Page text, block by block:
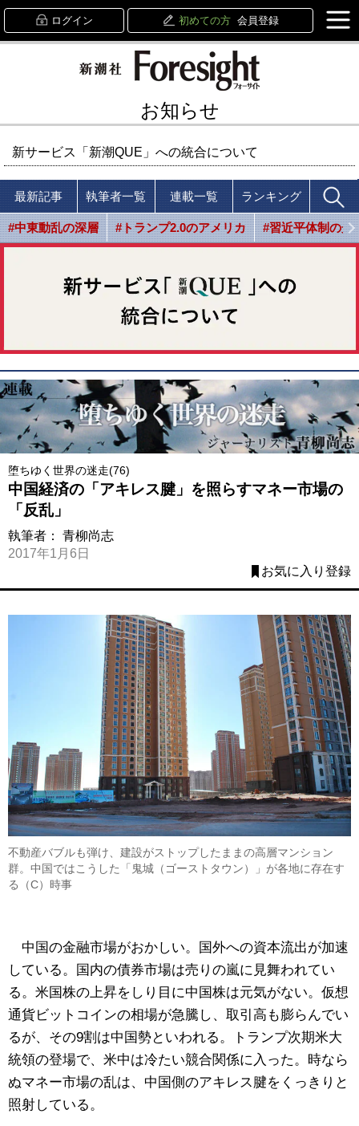
ログイン 初めての方 会員登録
お知らせ
新サービス「新潮QUE」への統合について
最新記事 執筆者一覧 連載一覧 ランキング
#中東動乱の深層 #トランプ2.0のアメリカ #習近平体制の光
堕ちゆく世界の迷走(76)
中国経済の「アキレス腱」を照らすマネー市場の
「反乱」
執筆者： 青柳尚志
2017年1月6日
お気に入り登録
不動産バブルも弾け、建設がストップしたままの高層マンション
群。中国ではこうした「鬼城（ゴーストタウン）」が各地に存在す
る（C）時事
中国の金融市場がおかしい。国外への資本流出が加速
している。国内の債券市場は売りの嵐に見舞われてい
る。米国株の上昇をしり目に中国株は元気がない。仮想
通貨ビットコインの相場が急騰し、取引高も膨らんでい
るが、その9割は中国勢といわれる。トランプ次期米大
統領の登場で、米中は冷たい競合関係に入った。時なら
ぬマネー市場の乱は、中国側のアキレス腱をくっきりと
照射している。